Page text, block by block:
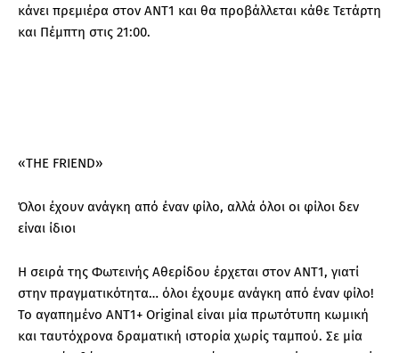
κάνει πρεμιέρα στον ΑΝΤ1 και θα προβάλλεται κάθε Τετάρτη
και Πέμπτη στις 21:00.
«THE FRIEND»
Όλοι έχουν ανάγκη από έναν φίλο, αλλά όλοι οι φίλοι δεν
είναι ίδιοι
Η σειρά της Φωτεινής Αθερίδου έρχεται στον ΑΝΤ1, γιατί
στην πραγματικότητα… όλοι έχουμε ανάγκη από έναν φίλο!
Το αγαπημένο ΑΝΤ1+ Original είναι μία πρωτότυπη κωμική
και ταυτόχρονα δραματική ιστορία χωρίς ταμπού. Σε μία